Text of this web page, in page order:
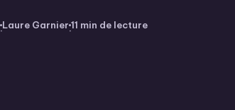
·
Laure Garnier
·
11 min de lecture